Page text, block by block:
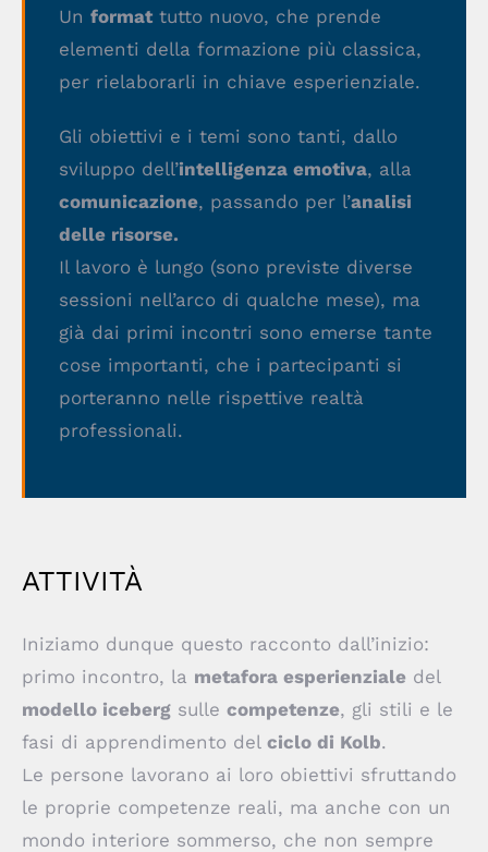
Un format tutto nuovo, che prende
elementi della formazione più classica,
per rielaborarli in chiave esperienziale.
Gli obiettivi e i temi sono tanti, dallo
sviluppo dell’intelligenza emotiva, alla
comunicazione, passando per l’analisi
delle risorse.
Il lavoro è lungo (sono previste diverse
sessioni nell’arco di qualche mese), ma
già dai primi incontri sono emerse tante
cose importanti, che i partecipanti si
porteranno nelle rispettive realtà
professionali.
ATTIVITÀ
Iniziamo dunque questo racconto dall’inizio:
primo incontro, la metafora esperienziale del
modello iceberg sulle competenze, gli stili e le
fasi di apprendimento del ciclo di Kolb.
Le persone lavorano ai loro obiettivi sfruttando
le proprie competenze reali, ma anche con un
mondo interiore sommerso, che non sempre